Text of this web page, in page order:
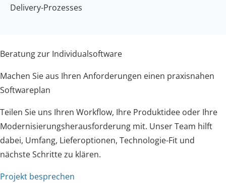
Delivery-Prozesses
Beratung zur Individualsoftware
Machen Sie aus Ihren Anforderungen einen praxisnahen
Softwareplan
Teilen Sie uns Ihren Workflow, Ihre Produktidee oder Ihre
Modernisierungsherausforderung mit. Unser Team hilft
dabei, Umfang, Lieferoptionen, Technologie-Fit und
nächste Schritte zu klären.
Projekt besprechen